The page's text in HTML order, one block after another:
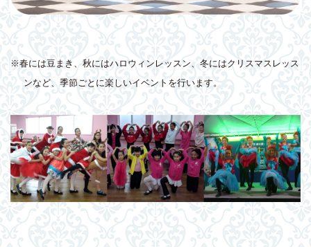
※春には豆まき、秋にはハロウィンレッスン、冬にはクリスマスレッス
ンなど、季節ごとに楽しいイベントを行います。